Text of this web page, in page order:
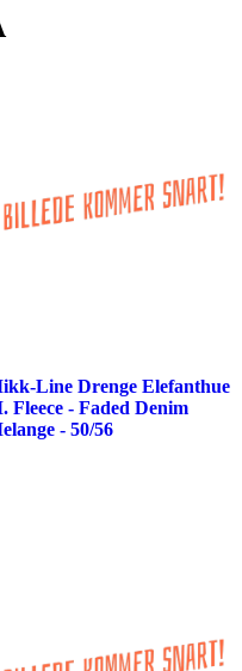
Line Drenge Elefanthue
Fleece - Faded Denim
- 50/56